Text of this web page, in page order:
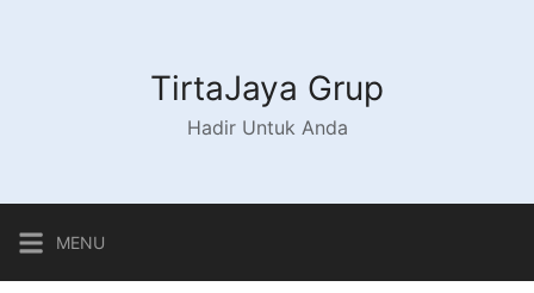
TirtaJaya Grup
Hadir Untuk Anda
MENU